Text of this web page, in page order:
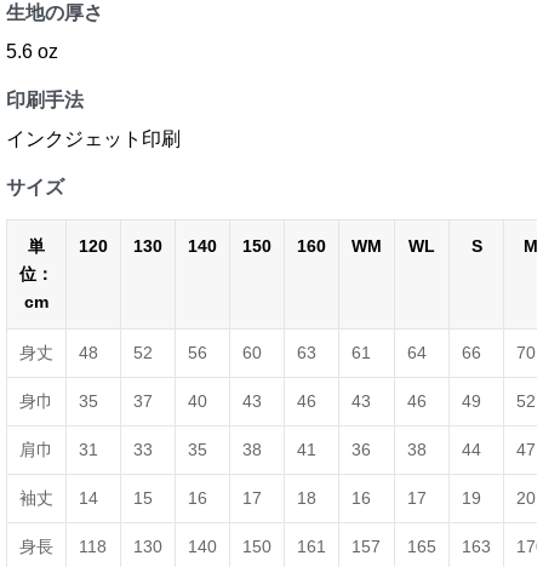
生地の厚さ
5.6 oz
印刷手法
インクジェット印刷
サイズ
単
位：
cm
120 130 140 150 160 WM WL S M
身丈 48 52 56 60 63 61 64 66 70
身巾 35 37 40 43 46 43 46 49 52
肩巾 31 33 35 38 41 36 38 44 47
袖丈 14 15 16 17 18 16 17 19 20
身長 118 130 140 150 161 157 165 163